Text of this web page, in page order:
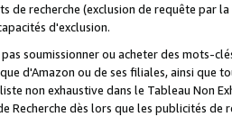
de recherche (exclusion de requête
d'exclusion.
soumissionner ou acheter des mots-
d'Amazon ou de ses filiales, ainsi que
non exhaustive dans le Tableau Non
Recherche dès lors que les publicités de